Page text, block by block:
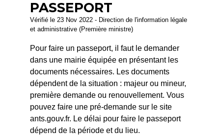
PASSEPORT
Vérifié le 23 Nov 2022 - Direction de l'information légale
et administrative (Première ministre)
Pour faire un passeport, il faut le demander
dans une mairie équipée en présentant les
documents nécessaires. Les documents
dépendent de la situation : majeur ou mineur,
première demande ou renouvellement. Vous
pouvez faire une pré-demande sur le site
ants.gouv.fr. Le délai pour faire le passeport
dépend de la période et du lieu.